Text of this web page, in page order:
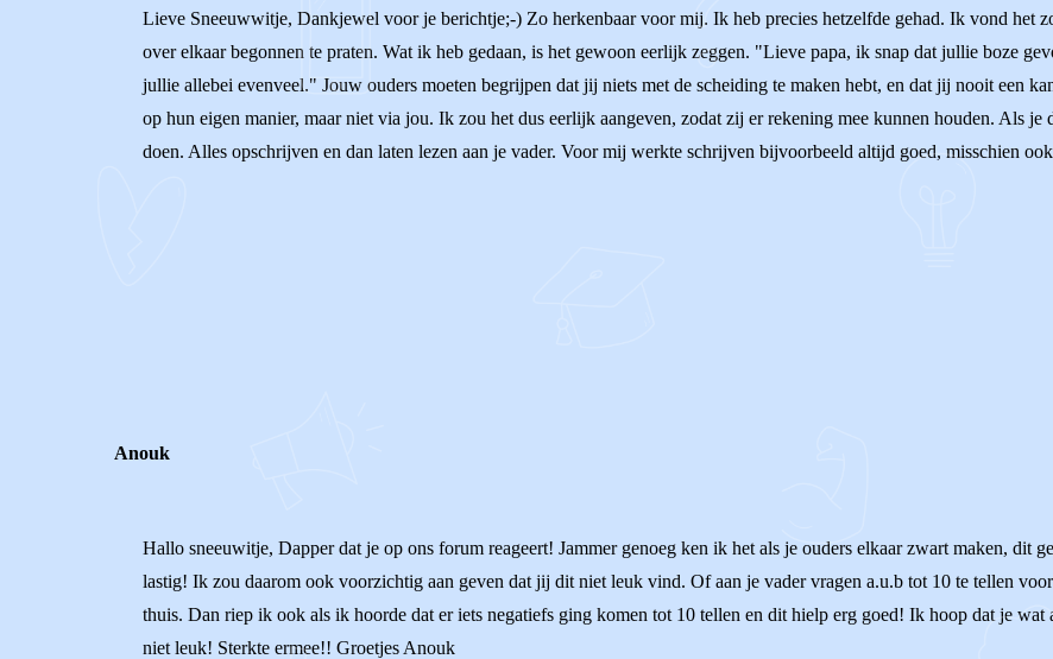
Lieve Sneeuwwitje, Dankjewel voor je berichtje;-) Zo herkenbaar voor mij. Ik heb precies hetzelfde gehad. Ik vond het
over elkaar begonnen te praten. Wat ik heb gedaan, is het gewoon eerlijk zeggen. "Lieve papa, ik snap dat jullie boze
jullie allebei evenveel." Jouw ouders moeten begrijpen dat jij niets met de scheiding te maken hebt, en dat jij nooit een
op hun eigen manier, maar niet via jou. Ik zou het dus eerlijk aangeven, zodat zij er rekening mee kunnen houden. Als
doen. Alles opschrijven en dan laten lezen aan je vader. Voor mij werkte schrijven bijvoorbeeld altijd goed, misschien
Anouk
Hallo sneeuwitje, Dapper dat je op ons forum reageert! Jammer genoeg ken ik het als je ouders elkaar zwart maken, dit
lastig! Ik zou daarom ook voorzichtig aan geven dat jij dit niet leuk vind. Of aan je vader vragen a.u.b tot 10 te tellen
thuis. Dan riep ik ook als ik hoorde dat er iets negatiefs ging komen tot 10 tellen en dit hielp erg goed! Ik hoop dat je
niet leuk! Sterkte ermee!! Groetjes Anouk